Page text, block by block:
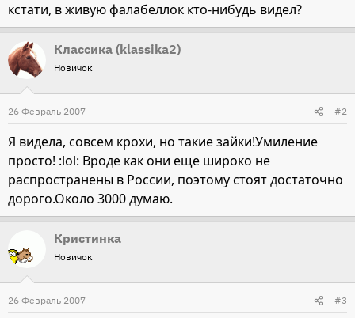
кстати, в живую фалабеллок кто-нибудь видел?
Классика (klassika2)
Новичок
26 Февраль 2007 #2
Я видела, совсем крохи, но такие зайки!Умиление
просто! :lol: Вроде как они еще широко не
распространены в России, поэтому стоят достаточно
дорого.Около 3000 думаю.
Кристинка
Новичок
26 Февраль 2007 #3